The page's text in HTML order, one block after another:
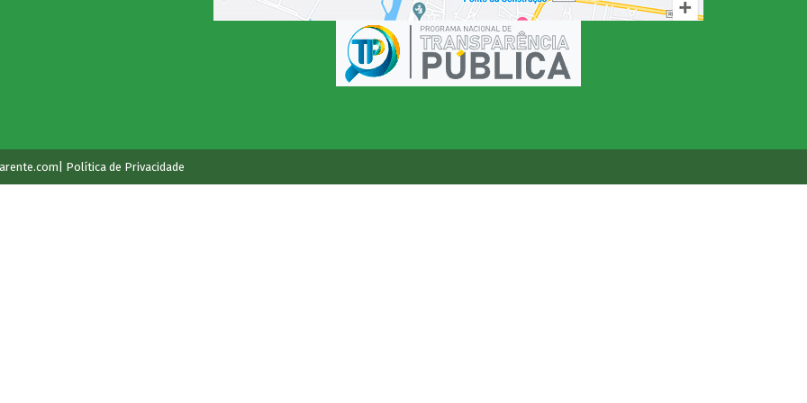
| Política de Privacidade